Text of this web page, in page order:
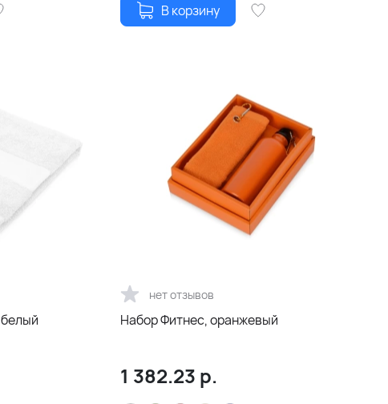
В корзину
нет отзывов
Набор Фитнес, оранжевый
1 382.23 р.